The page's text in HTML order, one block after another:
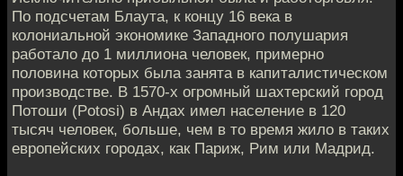
По подсчетам Блаута, к концу 16 века в
колониальной экономике Западного полушария
работало до 1 миллиона человек, примерно
половина которых была занята в капиталистическом
производстве. В 1570-х огромный шахтерский город
Потоши (Potosi) в Андах имел население в 120
тысяч человек, больше, чем в то время жило в таких
европейских городах, как Париж, Рим или Мадрид.